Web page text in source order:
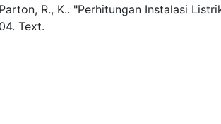
R., K.. "Perhitungan Instalasi
Text.